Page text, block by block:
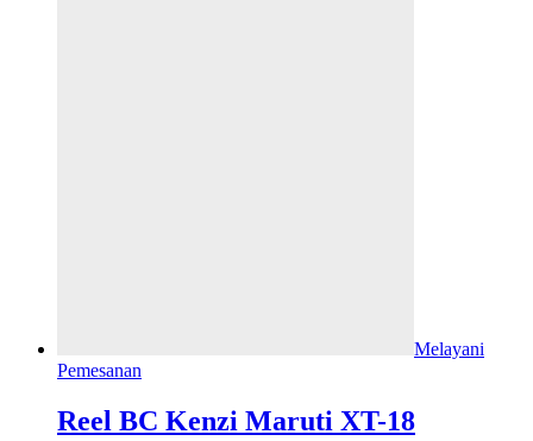
Melayani
Pemesanan
Reel BC Kenzi Maruti XT-18